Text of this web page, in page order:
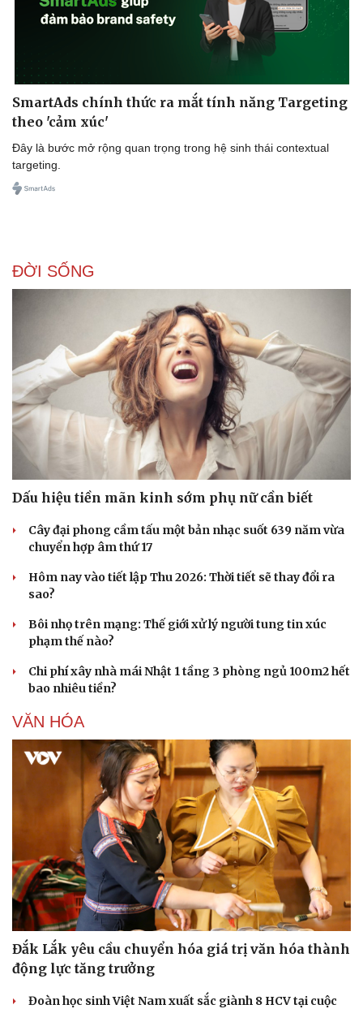
Sức khỏe
Dinh dưỡng - món ngon
Sản phụ khoa
Nhi khoa
Nam khoa
Làm đẹp - giảm cân
Phòng mạch online
Ăn sạch sống khỏe
Đời sống
SmartAds chính thức ra mắt tính năng Targeting
theo 'cảm xúc'
Đây là bước mở rộng quan trọng trong hệ sinh thái contextual
targeting.
ĐỜI SỐNG
Dấu hiệu tiền mãn kinh sớm phụ nữ cần biết
Cây đại phong cầm tấu một bản nhạc suốt 639 năm vừa
chuyển hợp âm thứ 17
Hôm nay vào tiết lập Thu 2026: Thời tiết sẽ thay đổi ra
sao?
Bôi nhọ trên mạng: Thế giới xử lý người tung tin xúc
phạm thế nào?
Chi phí xây nhà mái Nhật 1 tầng 3 phòng ngủ 100m2 hết
bao nhiêu tiền?
VĂN HÓA
Đắk Lắk yêu cầu chuyển hóa giá trị văn hóa thành
động lực tăng trưởng
Đoàn học sinh Việt Nam xuất sắc giành 8 HCV tại cuộc